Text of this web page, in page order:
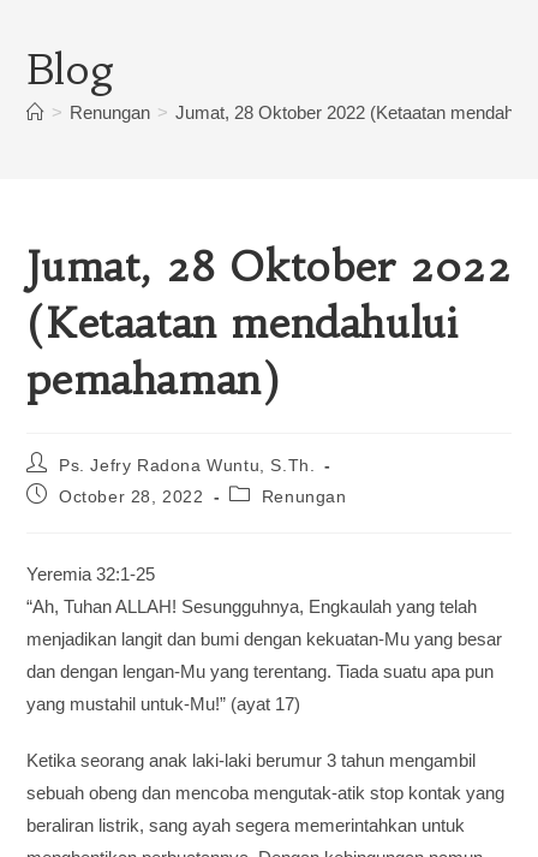
Blog
> Renungan > Jumat, 28 Oktober 2022 (Ketaatan
Jumat, 28 Oktober 2022
(Ketaatan mendahului
pemahaman)
Ps. Jefry Radona Wuntu, S.Th.
October 28, 2022
Renungan
Yeremia 32:1-25
“Ah, Tuhan ALLAH! Sesungguhnya, Engkaulah yang telah
menjadikan langit dan bumi dengan kekuatan-Mu yang besar
dan dengan lengan-Mu yang terentang. Tiada suatu apa pun
yang mustahil untuk-Mu!” (ayat 17)
Ketika seorang anak laki-laki berumur 3 tahun mengambil
sebuah obeng dan mencoba mengutak-atik stop kontak yang
beraliran listrik, sang ayah segera memerintahkan untuk